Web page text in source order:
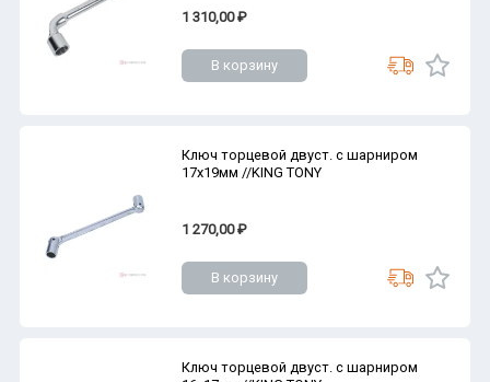
1 310,00 ₽
В корзину
Ключ торцевой двуст. с шарниром
17х19мм //KING TONY
1 270,00 ₽
В корзину
Ключ торцевой двуст. с шарниром